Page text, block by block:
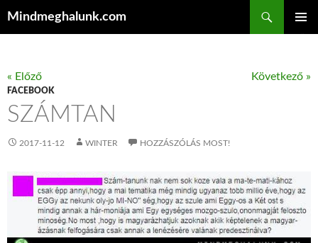
Mindmeghalunk.com
« Előző Következő »
FACEBOOK
SZÁMTAN
2017-11-12 WINTER HOZZÁSZÓLÁS MOST!